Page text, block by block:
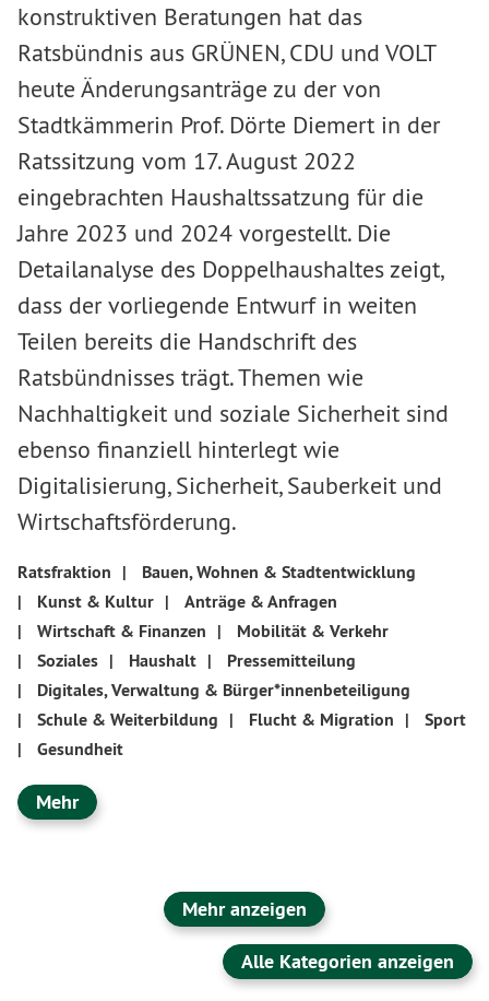
konstruktiven Beratungen hat das
Ratsbündnis aus GRÜNEN, CDU und VOLT
heute Änderungsanträge zu der von
Stadtkämmerin Prof. Dörte Diemert in der
Ratssitzung vom 17. August 2022
eingebrachten Haushaltssatzung für die
Jahre 2023 und 2024 vorgestellt. Die
Detailanalyse des Doppelhaushaltes zeigt,
dass der vorliegende Entwurf in weiten
Teilen bereits die Handschrift des
Ratsbündnisses trägt. Themen wie
Nachhaltigkeit und soziale Sicherheit sind
ebenso finanziell hinterlegt wie
Digitalisierung, Sicherheit, Sauberkeit und
Wirtschaftsförderung.
Ratsfraktion |
Bauen, Wohnen & Stadtentwicklung
|
Kunst & Kultur |
Anträge & Anfragen
|
Wirtschaft & Finanzen |
Mobilität & Verkehr
|
Soziales | Haushalt |
Pressemitteilung
|
Digitales, Verwaltung & Bürger*innenbeteiligung
|
Schule & Weiterbildung | Flucht & Migration |
Sport
|
Gesundheit
Mehr
Mehr anzeigen
Alle Kategorien anzeigen